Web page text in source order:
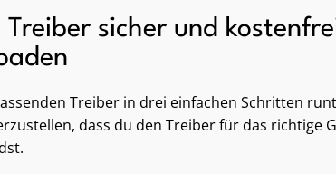
Treiber sicher und
Treiber in drei einfachen Schritten
dass du den Treiber für das richtige